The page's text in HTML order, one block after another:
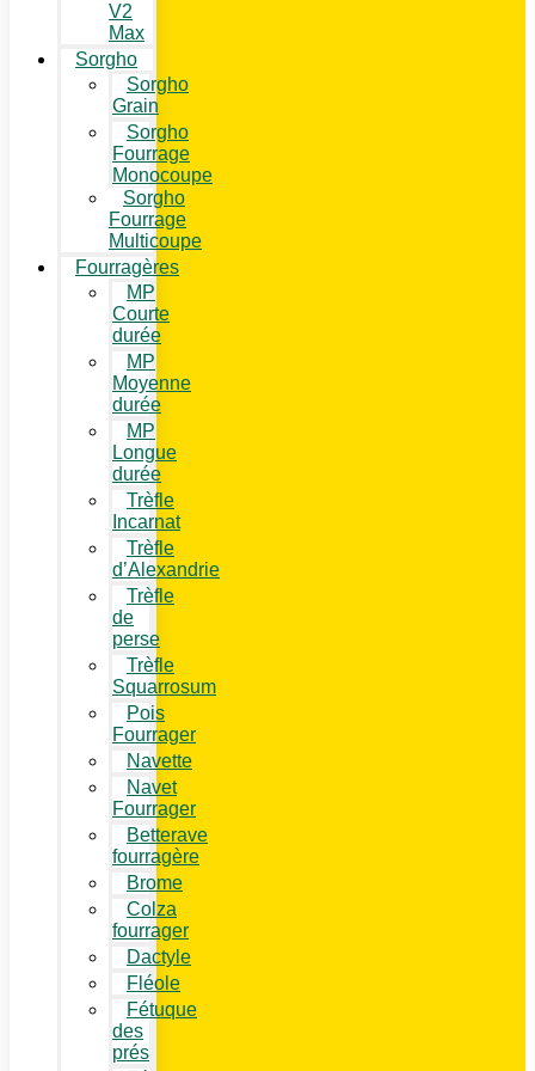
V2
Max
Sorgho
Sorgho
Grain
Sorgho
Fourrage
Monocoupe
Sorgho
Fourrage
Multicoupe
Fourragères
MP
Courte
durée
MP
Moyenne
durée
MP
Longue
durée
Trèfle
Incarnat
Trèfle
d’Alexandrie
Trèfle
de
perse
Trèfle
Squarrosum
Pois
Fourrager
Navette
Navet
Fourrager
Betterave
fourragère
Brome
Colza
fourrager
Dactyle
Fléole
Fétuque
des
prés